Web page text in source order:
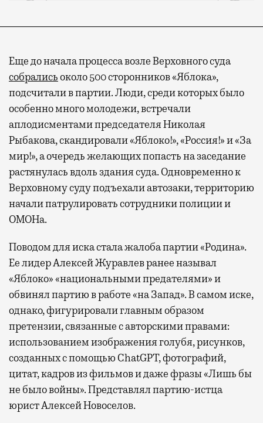
Современный путешественник часто берет
с собой не только чемодан, но и ноутбук.
А ожидание рейса все чаще превращается
не в потерянное время, а в возможность
спокойно закончить дела или спланировать
активности в путешествии, например
забронировать нужные билеты и рестораны.
Бизнес-зал становится местом, где можно
провести переговоры, поработать или просто
выпить кофе, наблюдая сквозь панорамные
окна за тем, как взлетают и садятся
самолеты. В Москве нет недостатка
в лаунжах. В аэропортах их обычно
несколько — в разных зонах воздушных
гаваней. На некоторых вокзалах — тоже.
Лаунжи доступны на Ленинградском,
Павелецком, Казанском, Ярославском
и Курском вокзалах.
Еще до начала процесса возле Верховного суда
собралисьоколо 500 сторонников «Яблока»,
подсчитали в партии. Люди, среди которых было
особенно много молодежи, встречали
аплодисментами председателя Николая
Рыбакова, скандировали «Яблоко!», «Россия!» и «За
мир!», а очередь желающих попасть на заседание
растянулась вдоль здания суда. Одновременно к
Верховному суду подъехали автозаки, территорию
начали патрулировать сотрудники полиции и
ОМОНа.
Поводом для иска стала жалоба партии «Родина».
Ее лидер Алексей Журавлев ранее называл
«Яблоко» «национальными предателями» и
обвинял партию в работе «на Запад». В самом иске,
однако, фигурировали главным образом
претензии, связанные с авторскими правами:
использованием изображения голубя, рисунков,
созданных с помощью ChatGPT, фотографий,
цитат, кадров из фильмов и даже фразы «Лишь бы
не было войны». Представлял партию-истца
юрист Алексей Новоселов.